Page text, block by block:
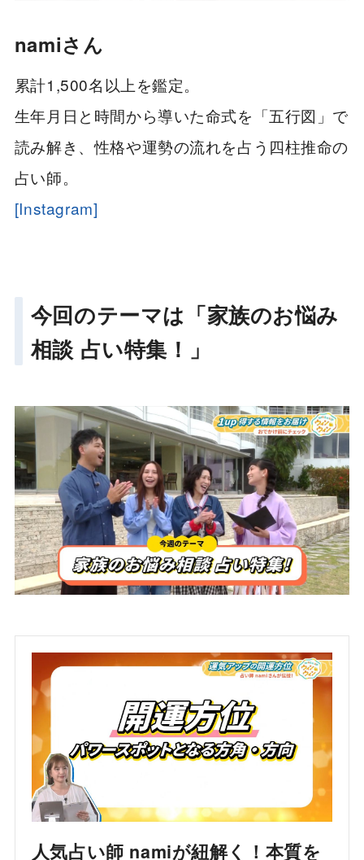
namiさん
累計1,500名以上を鑑定。
生年月日と時間から導いた命式を「五行図」で
読み解き、性格や運勢の流れを占う四柱推命の
占い師。
[Instagram]
今回のテーマは「家族のお悩み
相談 占い特集！」
人気占い師 namiが紐解く！本質を